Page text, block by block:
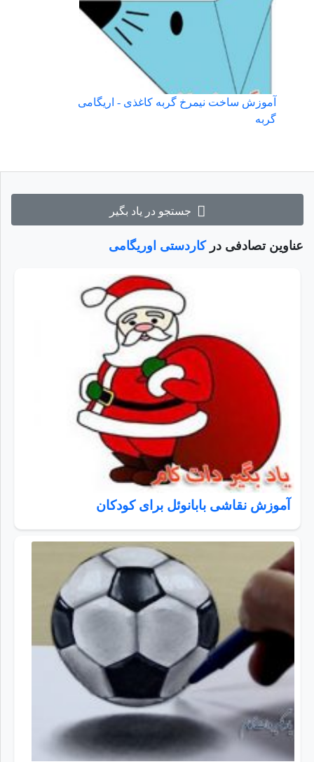
جستجو در یاد بگیر
عناوین تصادفی درکاردستی اوریگامی
آموزش نقاشی بابانوئل برای کودکان
آموزش ساخت نیمرخ گربه کاغذی - اریگامی
گربه